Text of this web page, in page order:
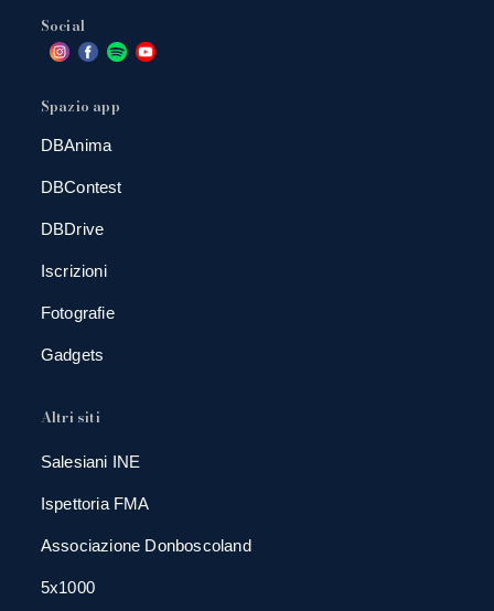
Social
Spazio app
DBAnima
DBContest
DBDrive
Iscrizioni
Fotografie
Gadgets
Altri siti
Salesiani INE
Ispettoria FMA
Associazione Donboscoland
5x1000